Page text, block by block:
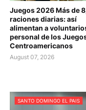
Juegos 2026 Más de
raciones diarias: así
alimentan a
personal de los
Centroamericanos
August 07, 2026
SANTO DOMINGO EL PAIS